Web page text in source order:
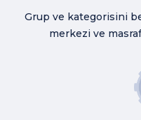
Grup ve kategorisini
merkezi ve